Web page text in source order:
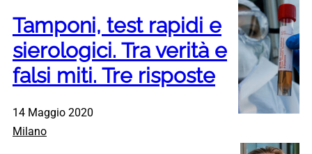
Tamponi, test rapidi e
sierologici. Tra verità e
falsi miti. Tre risposte
14 Maggio 2020
Milano